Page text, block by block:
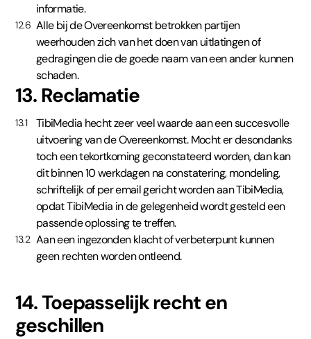
informatie.
12.6 Alle bij de Overeenkomst betrokken partijen
weerhouden zich van het doen van uitlatingen of
gedragingen die de goede naam van een ander kunnen
schaden.
13. Reclamatie
13.1
TibiMedia hecht zeer veel waarde aan een succesvolle
uitvoering van de Overeenkomst. Mocht er desondanks
toch een tekortkoming geconstateerd worden, dan kan
dit binnen 10 werkdagen na constatering, mondeling,
schriftelijk of per email gericht worden aan TibiMedia,
opdat TibiMedia in de gelegenheid wordt gesteld een
passende oplossing te treffen.
13.2 Aan een ingezonden klacht of verbeterpunt kunnen
geen rechten worden ontleend.
14. Toepasselijk recht en
geschillen